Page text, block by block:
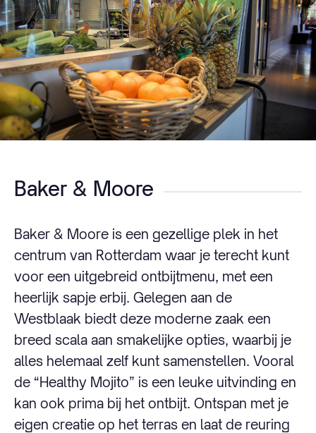
Baker & Moore
Baker & Moore is een gezellige plek in het
centrum van Rotterdam waar je terecht kunt
voor een uitgebreid ontbijtmenu, met een
heerlijk sapje erbij. Gelegen aan de
Westblaak biedt deze moderne zaak een
breed scala aan smakelijke opties, waarbij je
alles helemaal zelf kunt samenstellen. Vooral
de “Healthy Mojito” is een leuke uitvinding en
kan ook prima bij het ontbijt. Ontspan met je
eigen creatie op het terras en laat de reuring